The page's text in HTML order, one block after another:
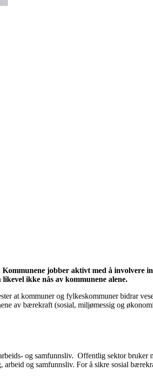
jobber aktivt med å involvere
ikke nås av kommunene alene.
at kommuner og fylkeskommuner bidrar
av bærekraft (sosial, miljømessig og
og samfunnsliv. Offentlig sektor bruker
og samfunnsliv. For å sikre sosial